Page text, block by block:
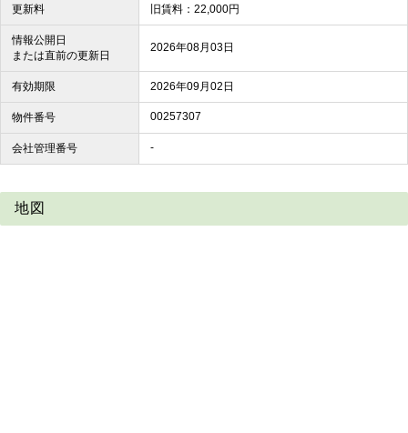
更新料 旧賃料：22,000円
情報公開日
または直前の更新日
2026年08月03日
有効期限 2026年09月02日
物件番号 00257307
会社管理番号 -
地図